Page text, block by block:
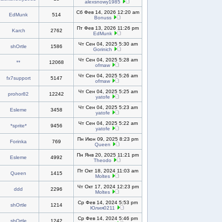
alexsnowy1985
EdMunk 514
Сб Фев 14, 2026 12:20 am
Bonuss
Karch 2762
Пт Фев 13, 2026 11:26 pm
EdMunk
shOrtle 1586
Чт Сен 04, 2025 5:30 am
Gorinich
** 12068
Чт Сен 04, 2025 5:28 am
ofmaw
fx7support 5147
Чт Сен 04, 2025 5:26 am
ofmaw
prohor82 12242
Чт Сен 04, 2025 5:25 am
yatofe
Esleme 3458
Чт Сен 04, 2025 5:23 am
yatofe
*sprite* 9456
Чт Сен 04, 2025 5:22 am
yatofe
Forinka 769
Пн Июн 09, 2025 8:23 pm
Queen
Esleme 4992
Пн Янв 20, 2025 11:21 pm
Theodo
Queen 1415
Пт Окт 18, 2024 11:03 am
Moltes
ddd 2296
Чт Окт 17, 2024 12:23 pm
Moltes
shOrtle 1214
Ср Фев 14, 2024 5:53 pm
Юлия0211
shOrtle 1242
Ср Фев 14, 2024 5:46 pm